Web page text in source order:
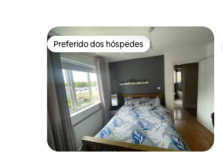
Preferido dos hóspedes
Preferido dos hóspedes